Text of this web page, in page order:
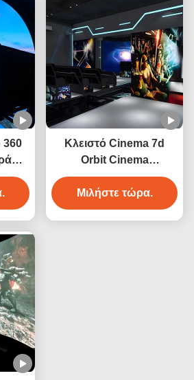
Κλειστό Cinema 7d
Orbit Cinema
Διαδραστική προβολή
Μιλήστε τώρα.